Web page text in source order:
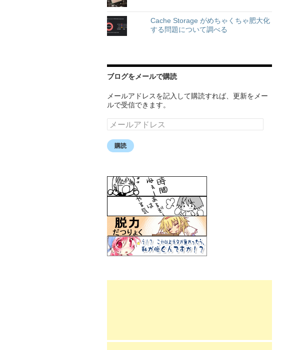
Cache Storage がめちゃくちゃ肥大化
する問題について調べる
ブログをメールで購読
メールアドレスを記入して購読すれば、更新をメー
ルで受信できます。
メ
ー
ル
ア
ス
購読